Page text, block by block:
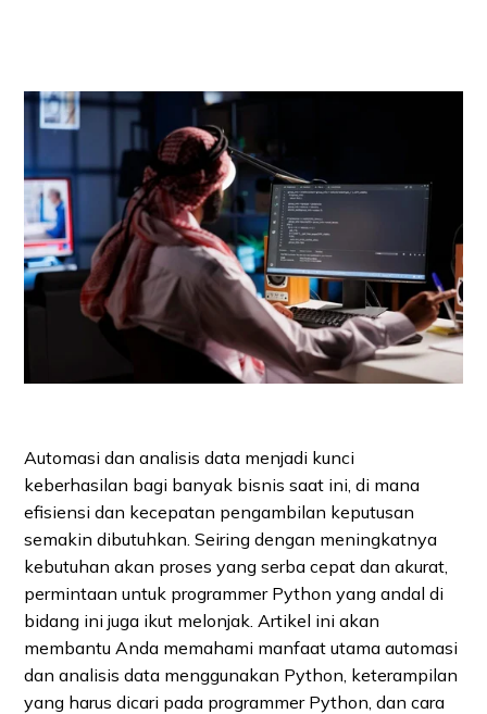
Automasi dan analisis data menjadi kunci
keberhasilan bagi banyak bisnis saat ini, di mana
efisiensi dan kecepatan pengambilan keputusan
semakin dibutuhkan. Seiring dengan meningkatnya
kebutuhan akan proses yang serba cepat dan akurat,
permintaan untuk programmer Python yang andal di
bidang ini juga ikut melonjak. Artikel ini akan
membantu Anda memahami manfaat utama automasi
dan analisis data menggunakan Python, keterampilan
yang harus dicari pada programmer Python, dan cara